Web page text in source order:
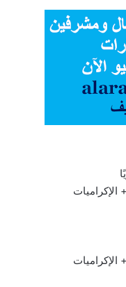
الإكراميات
الإكراميات